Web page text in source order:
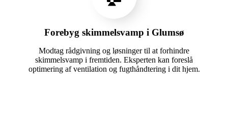
Forebyg skimmelsvamp i Glumsø
Modtag rådgivning og løsninger til at forhindre
skimmelsvamp i fremtiden. Eksperten kan foreslå
optimering af ventilation og fugthåndtering i dit hjem.